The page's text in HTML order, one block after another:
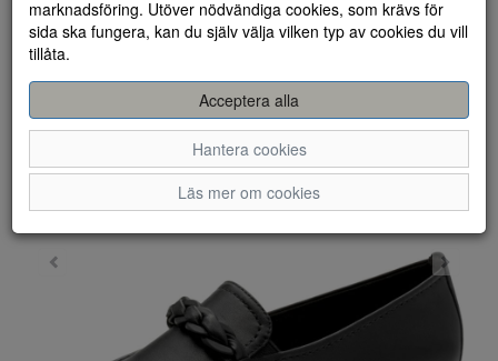
HEM
marknadsföring. Utöver nödvändiga cookies, som krävs för
sida ska fungera, kan du själv välja vilken typ av cookies du vill
tillåta.
Acceptera alla
Hantera cookies
Läs mer om cookies